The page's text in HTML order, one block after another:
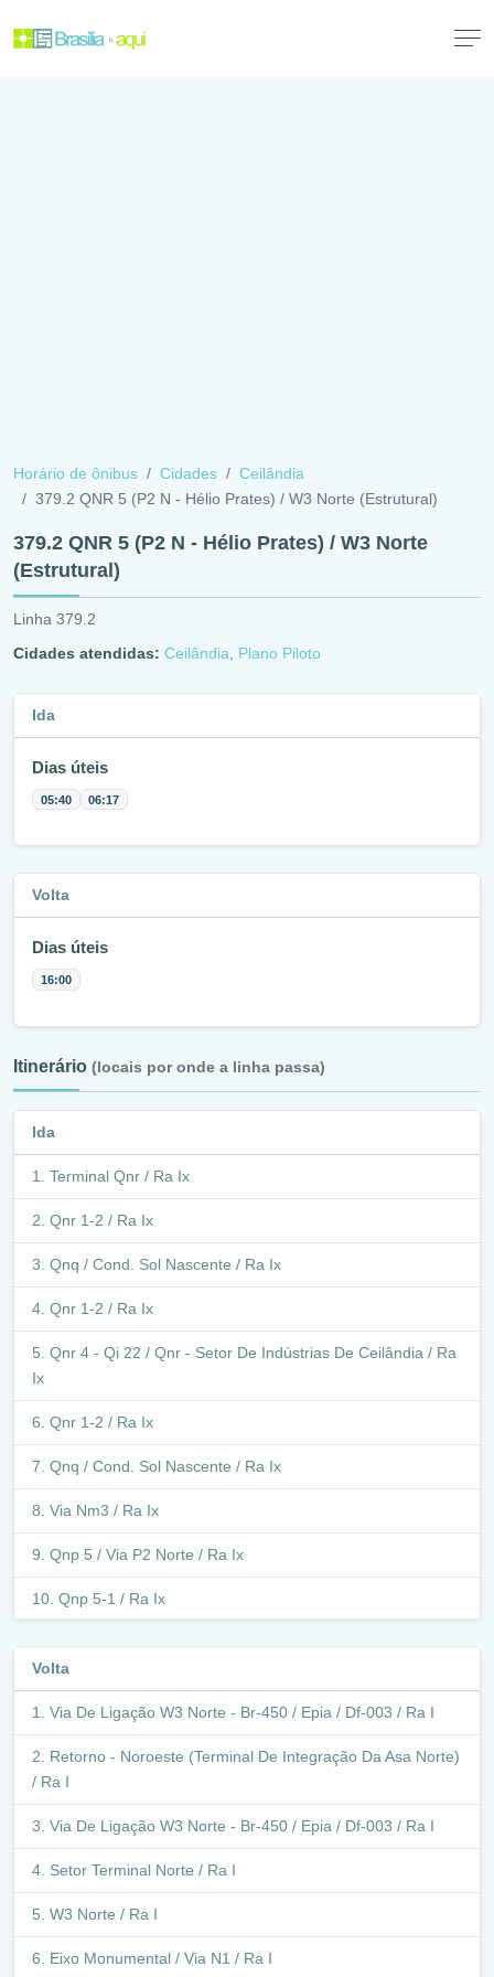
Horário de ônibus Cidades
Ceilândia
379.2 QNR 5 (P2 N - Hélio Prates) / W3 Norte (Estrutural)
379.2 QNR 5 (P2 N - Hélio Prates) / W3 Norte
(Estrutural)
Linha 379.2
Cidades atendidas: Ceilândia Plano Piloto
Ida
Dias úteis
05:40 06:17
Volta
Dias úteis
16:00
Itinerário (locais por onde a linha passa)
Ida
Terminal Qnr / Ra Ix
Qnr 1-2 / Ra Ix
Qnq / Cond. Sol Nascente / Ra Ix
Qnr 1-2 / Ra Ix
Qnr 4 - Qi 22 / Qnr - Setor De Indústrias De Ceilândia / Ra
Ix
Qnr 1-2 / Ra Ix
Qnq / Cond. Sol Nascente / Ra Ix
Via Nm3 / Ra Ix
Qnp 5 / Via P2 Norte / Ra Ix
Qnp 5-1 / Ra Ix
Via P1 Norte / Qnp 5 - Qnn 27 / Ra Ix
Qnn 27 / Entre Show De Morar E Sesc / Ra Ix
Qnn 19-27 / Via N-3 / Ra Ix
Qnn 19-27 / Ra Ix
Avenida Hélio Prates / Ra Ix
Retorno - Avenida Hélio Prates (Qnn 27) / Ra Ix
Avenida Hélio Prates / Ra Ix
Avenida Hélio Prates / Ra Iii
Volta
Via De Ligação W3 Norte - Br-450 / Epia / Df-003 / Ra I
Retorno - Noroeste (Terminal De Integração Da Asa Norte)
/ Ra I
Via De Ligação W3 Norte - Br-450 / Epia / Df-003 / Ra I
Setor Terminal Norte / Ra I
W3 Norte / Ra I
Eixo Monumental / Via N1 / Ra I